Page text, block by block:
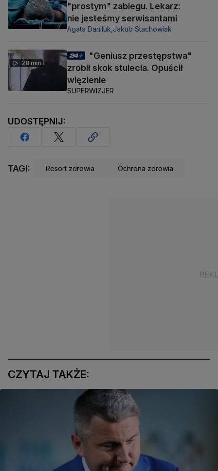
"prostym" zabiegu. Lekarz:
nie jesteśmy serwisantami
Agata Daniluk, Jakub Stachowiak
28 min
"Geniusz przestępstwa"
zrobił skok stulecia. Opuścił
więzienie
SUPERWIZJER
UDOSTĘPNIJ:
TAGI: Resort zdrowia Ochrona zdrowia
CZYTAJ TAKŻE: